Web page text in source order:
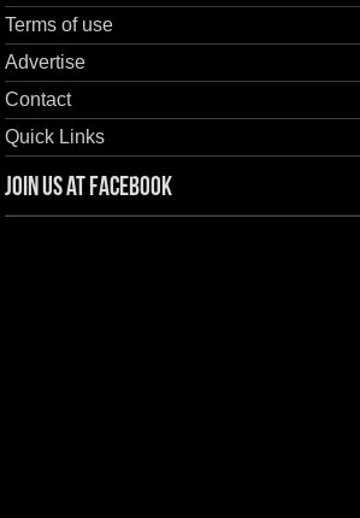
Terms of use
Advertise
Contact
Quick Links
Join us at Facebook